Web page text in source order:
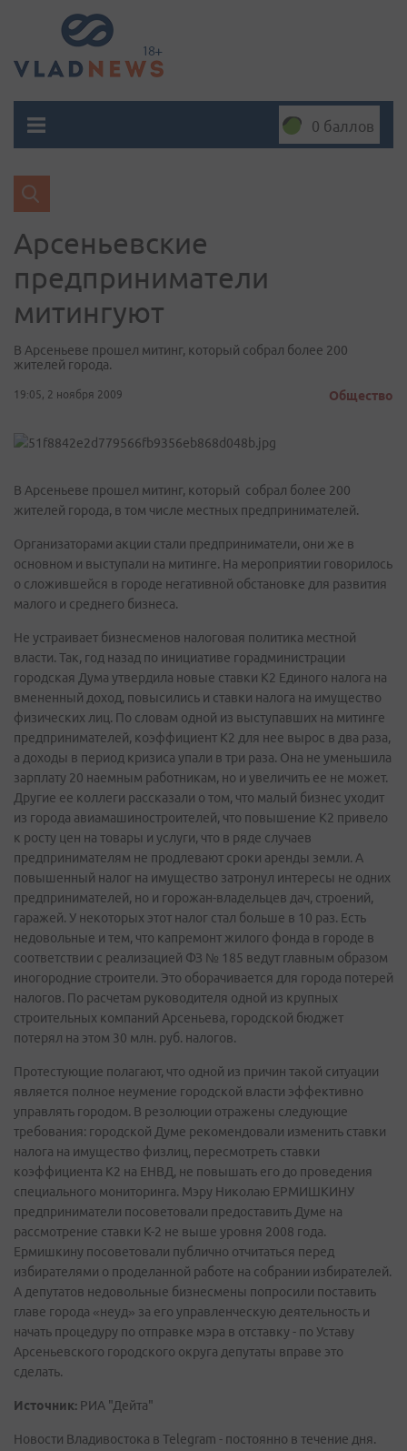
0 баллов
Арсеньевские
предприниматели
митингуют
В Арсеньеве прошел митинг, который собрал более 200
жителей города.
19:05, 2 ноября 2009 Общество
В Арсеньеве прошел митинг, который собрал более 200
жителей города, в том числе местных предпринимателей.
Организаторами акции стали предприниматели, они же в
основном и выступали на митинге. На мероприятии говорилось
о сложившейся в городе негативной обстановке для развития
малого и среднего бизнеса.
Не устраивает бизнесменов налоговая политика местной
власти. Так, год назад по инициативе горадминистрации
городская Дума утвердила новые ставки К2 Единого налога на
вмененный доход, повысились и ставки налога на имущество
физических лиц. По словам одной из выступавших на митинге
предпринимателей, коэффициент К2 для нее вырос в два раза,
а доходы в период кризиса упали в три раза. Она не уменьшила
зарплату 20 наемным работникам, но и увеличить ее не может.
Другие ее коллеги рассказали о том, что малый бизнес уходит
из города авиамашиностроителей, что повышение К2 привело
к росту цен на товары и услуги, что в ряде случаев
предпринимателям не продлевают сроки аренды земли. А
повышенный налог на имущество затронул интересы не одних
предпринимателей, но и горожан-владельцев дач, строений,
гаражей. У некоторых этот налог стал больше в 10 раз. Есть
недовольные и тем, что капремонт жилого фонда в городе в
соответствии с реализацией ФЗ № 185 ведут главным образом
иногородние строители. Это оборачивается для города потерей
налогов. По расчетам руководителя одной из крупных
строительных компаний Арсеньева, городской бюджет
потерял на этом 30 млн. руб. налогов.
Протестующие полагают, что одной из причин такой ситуации
является полное неумение городской власти эффективно
управлять городом. В резолюции отражены следующие
требования: городской Думе рекомендовали изменить ставки
налога на имущество физлиц, пересмотреть ставки
коэффициента К2 на ЕНВД, не повышать его до проведения
специального мониторинга. Мэру Николаю ЕРМИШКИНУ
предприниматели посоветовали предоставить Думе на
рассмотрение ставки К-2 не выше уровня 2008 года.
Ермишкину посоветовали публично отчитаться перед
избирателями о проделанной работе на собрании избирателей.
А депутатов недовольные бизнесмены попросили поставить
главе города «неуд» за его управленческую деятельность и
начать процедуру по отправке мэра в отставку - по Уставу
Арсеньевского городского округа депутаты вправе это
сделать.
Источник: РИА "Дейта"
Новости Владивостока в Telegram - постоянно в течение дня.